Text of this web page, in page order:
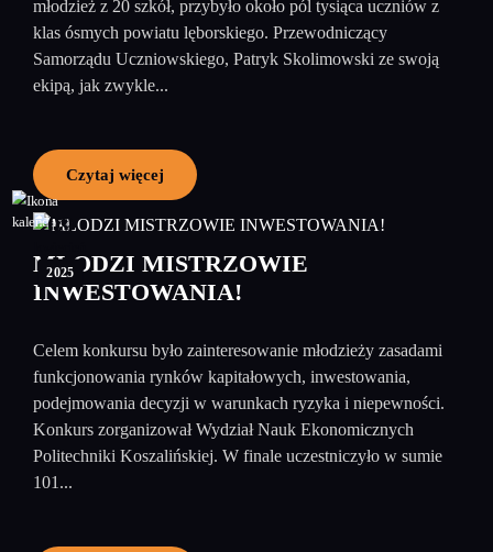
młodzież z 20 szkół, przybyło około pól tysiąca uczniów z
klas ósmych powiatu lęborskiego. Przewodniczący
Samorządu Uczniowskiego, Patryk Skolimowski ze swoją
ekipą, jak zwykle...
Czytaj więcej
09
2025
MŁODZI MISTRZOWIE
INWESTOWANIA!
Celem konkursu było zainteresowanie młodzieży zasadami
funkcjonowania rynków kapitałowych, inwestowania,
podejmowania decyzji w warunkach ryzyka i niepewności.
Konkurs zorganizował Wydział Nauk Ekonomicznych
Politechniki Koszalińskiej. W finale uczestniczyło w sumie
101...